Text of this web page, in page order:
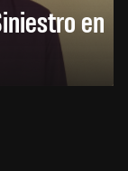
en